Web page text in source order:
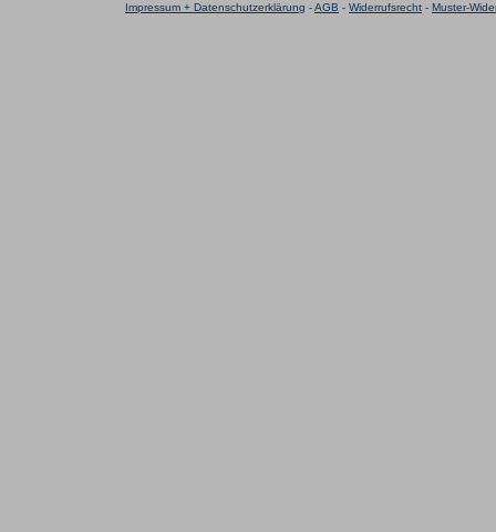
Impressum + Datenschutzerklärung -AGB - Widerrufsrecht - Muster-